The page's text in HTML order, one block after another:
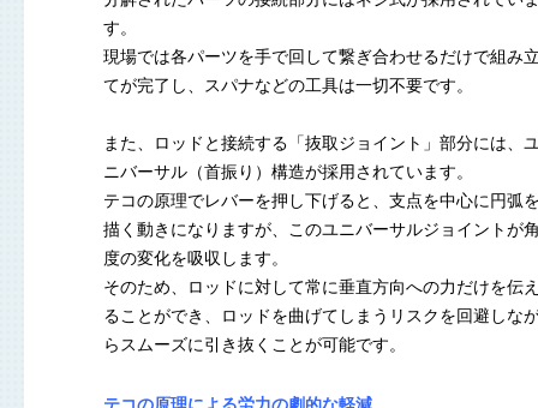
す。
現場では各パーツを手で回して繋ぎ合わせるだけで組み
てが完了し、スパナなどの工具は一切不要です。
また、ロッドと接続する「抜取ジョイント」部分には、
ニバーサル（首振り）構造が採用されています。
テコの原理でレバーを押し下げると、支点を中心に円弧
描く動きになりますが、このユニバーサルジョイントが
度の変化を吸収します。
そのため、ロッドに対して常に垂直方向への力だけを伝
ることができ、ロッドを曲げてしまうリスクを回避しな
らスムーズに引き抜くことが可能です。